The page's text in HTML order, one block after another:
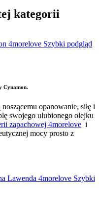
kategorii
Szybki podgląd
Cynamon.
opanowanie, siłę i
swojego ulubionego olejku
zapachowej 4morelove i
mocy prosto z
Szybki